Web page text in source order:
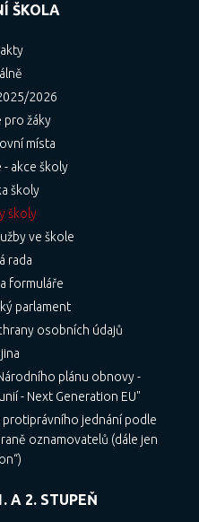
ŠKOLA
2026
pro žáky
místa
- akce školy
školy
školy
ve škole
rada
formuláře
parlament
osobních údajů
plánu obnovy -
- Next Generation EU"
jednání podle
oznamovatelů (dále jen
A 2. STUPEŇ